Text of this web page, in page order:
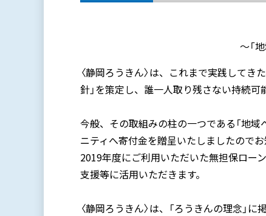
～「
〈静岡ろうきん〉は、これまで実践して
針」を策定し、誰一人取り残さない持続可
今般、その取組みの柱の一つである「地
ニティへ寄付金を贈呈いたしましたのでお
2019年度にご利用いただいた無担保ロー
支援等に活用いただきます。
〈静岡ろうきん〉は、「ろうきんの理念」